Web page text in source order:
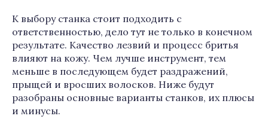
К выбору станка стоит подходить с
ответственностью, дело тут не только в конечном
результате. Качество лезвий и процесс бритья
влияют на кожу. Чем лучше инструмент, тем
меньше в последующем будет раздражений,
прыщей и вросших волосков. Ниже будут
разобраны основные варианты станков, их плюсы
и минусы.